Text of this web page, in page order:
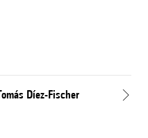
Díez-Fischer